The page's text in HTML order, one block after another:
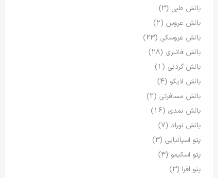
بالش طبی (3)
بالش عروس (2)
بالش عروسکی (23)
بالش فانتزی (28)
بالش گردنی (1)
بالش لایکو (4)
بالش مسافرتی (2)
بالش نمدی (16)
بالش نوزاد (7)
پتو اسپانیایی (3)
پتو اسکیمو (3)
پتو افرا (3)